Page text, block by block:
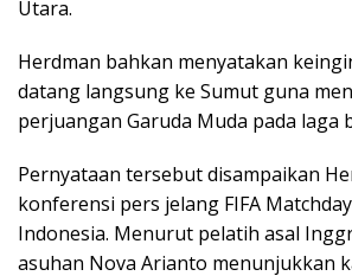
Utara.
Herdman bahkan menyatakan
datang langsung ke Sumut guna
perjuangan Garuda Muda pada laga
Pernyataan tersebut disampaikan
konferensi pers jelang FIFA
Indonesia. Menurut pelatih asal
asuhan Nova Arianto menunjukkan